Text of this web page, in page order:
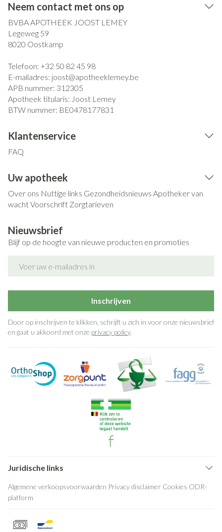
Neem contact met ons op
BVBA APOTHEEK JOOST LEMEY
Legeweg 59
8020 Oostkamp
Telefoon: +32 50 82 45 98
E-mailadres: joost@apotheeklemey.be
APB nummer: 312305
Apotheek titularis: Joost Lemey
BTW nummer: BE0478177831
Klantenservice
FAQ
Uw apotheek
Over ons Nuttige links Gezondheidsnieuws Apotheker van
wachtVoorschrift Zorgtarieven
Nieuwsbrief
Blijf op de hoogte van nieuwe producten en promoties
Inschrijven
Door op inschrijven te klikken, schrijft u zich in voor onze nieuwsbrief
en gaat u akkoord met onze privacy policy.
Juridische links
Algemene verkoopsvoorwaarden Privacy disclaimer Cookies ODR-
platform